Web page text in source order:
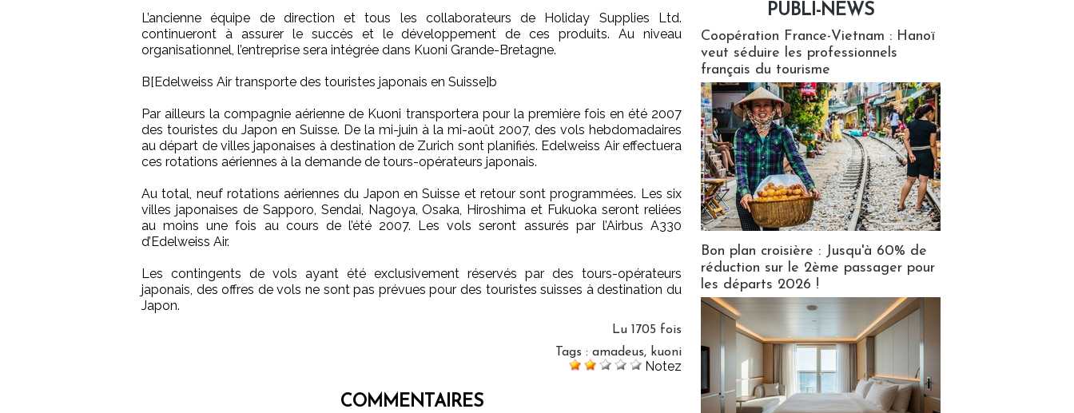
L’ancienne équipe de direction et tous les collaborateurs de Holiday Supplies Ltd.
continueront à assurer le succès et le développement de ces produits. Au niveau
organisationnel, l’entreprise sera intégrée dans Kuoni Grande-Bretagne.
B[Edelweiss Air transporte des touristes japonais en Suisse]b
Par ailleurs la compagnie aérienne de Kuoni transportera pour la première fois en été 2007
des touristes du Japon en Suisse. De la mi-juin à la mi-août 2007, des vols hebdomadaires
au départ de villes japonaises à destination de Zurich sont planifiés. Edelweiss Air effectuera
ces rotations aériennes à la demande de tours-opérateurs japonais.
Au total, neuf rotations aériennes du Japon en Suisse et retour sont programmées. Les six
villes japonaises de Sapporo, Sendai, Nagoya, Osaka, Hiroshima et Fukuoka seront reliées
au moins une fois au cours de l’été 2007. Les vols seront assurés par l’Airbus A330
d’Edelweiss Air.
Les contingents de vols ayant été exclusivement réservés par des tours-opérateurs
japonais, des offres de vols ne sont pas prévues pour des touristes suisses à destination du
Japon.
Lu 1705 fois
Tags : amadeus, kuoni
Notez
COMMENTAIRES
PUBLI-NEWS
Coopération France-Vietnam : Hanoï
veut séduire les professionnels
français du tourisme
Bon plan croisière : Jusqu'à 60% de
réduction sur le 2ème passager pour
les départs 2026 !